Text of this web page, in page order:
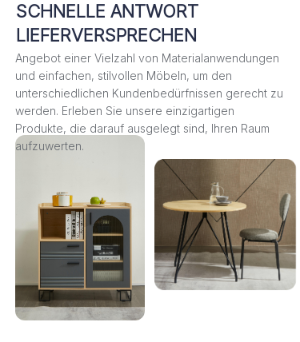
SCHNELLE ANTWORT
LIEFERVERSPRECHEN
Angebot einer Vielzahl von Materialanwendungen
und einfachen, stilvollen Möbeln, um den
unterschiedlichen Kundenbedürfnissen gerecht zu
werden. Erleben Sie unsere einzigartigen
Produkte, die darauf ausgelegt sind, Ihren Raum
aufzuwerten.